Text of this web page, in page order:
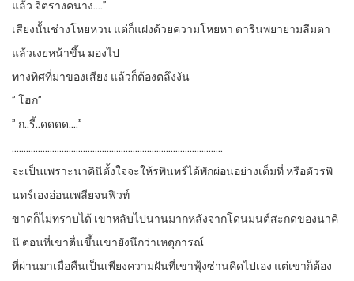
แล้ว จิตรางคนาง….”
เสียงนั้นช่างโหยหวน แต่ก็แฝงด้วยความโหยหา ดารินพยายามลืมตา
แล้วเงยหน้าขึ้น มองไป
ทางทิศที่มาของเสียง แล้วก็ต้องตลึงงัน
” โฮก”
” ก..รี้..ดดดด….”
……………………………………………………………………………..
จะเป็นเพราะนาคินีตั้งใจจะให้รพินทร์ได้พักผ่อนอย่างเต็มที่ หรือตัวรพิ
นทร์เองอ่อนเพลียจนฟิวท์
ขาดก็ไม่ทราบได้ เขาหลับไปนานมากหลังจากโดนมนต์สะกดของนาคิ
นี ตอนที่เขาตื่นขึ้นเขายังนึกว่าเหตุการณ์
ที่ผ่านมาเมื่อคืนเป็นเพียงความฝันที่เขาฟุ้งซ่านคิดไปเอง แต่เขาก็ต้อง